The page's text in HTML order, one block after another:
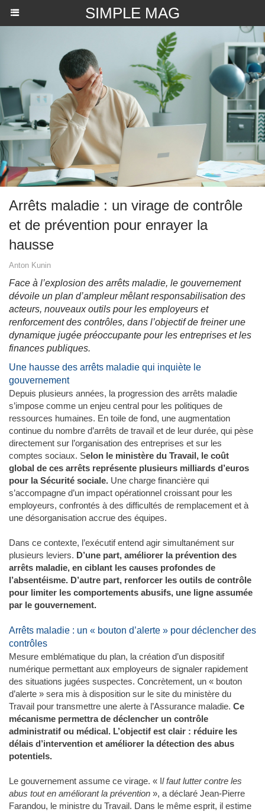
SIMPLE MAG
Arrêts maladie : un virage de contrôle
et de prévention pour enrayer la
hausse
Anton Kunin
Face à l’explosion des arrêts maladie, le gouvernement
dévoile un plan d’ampleur mêlant responsabilisation des
acteurs, nouveaux outils pour les employeurs et
renforcement des contrôles, dans l’objectif de freiner une
dynamique jugée préoccupante pour les entreprises et les
finances publiques.
Une hausse des arrêts maladie qui inquiète le
gouvernement
Depuis plusieurs années, la progression des arrêts maladie
s’impose comme un enjeu central pour les politiques de
ressources humaines. En toile de fond, une augmentation
continue du nombre d’arrêts de travail et de leur durée, qui pèse
directement sur l’organisation des entreprises et sur les
comptes sociaux. Selon le ministère du Travail, le coût
global de ces arrêts représente plusieurs milliards d’euros
pour la Sécurité sociale. Une charge financière qui
s’accompagne d’un impact opérationnel croissant pour les
employeurs, confrontés à des difficultés de remplacement et à
une désorganisation accrue des équipes.
Dans ce contexte, l’exécutif entend agir simultanément sur
plusieurs leviers. D’une part, améliorer la prévention des
arrêts maladie, en ciblant les causes profondes de
l’absentéisme. D’autre part, renforcer les outils de contrôle
pour limiter les comportements abusifs, une ligne assumée
par le gouvernement.
Arrêts maladie : un « bouton d’alerte » pour déclencher des
contrôles
Mesure emblématique du plan, la création d’un dispositif
numérique permettant aux employeurs de signaler rapidement
des situations jugées suspectes. Concrètement, un « bouton
d’alerte » sera mis à disposition sur le site du ministère du
Travail pour transmettre une alerte à l’Assurance maladie. Ce
mécanisme permettra de déclencher un contrôle
administratif ou médical. L’objectif est clair : réduire les
délais d’intervention et améliorer la détection des abus
potentiels.
Le gouvernement assume ce virage. « Il faut lutter contre les
abus tout en améliorant la prévention », a déclaré Jean-Pierre
Farandou, le ministre du Travail. Dans le même esprit, il estime